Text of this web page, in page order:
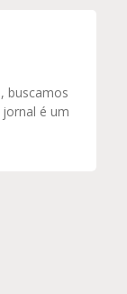
buscamos
é um